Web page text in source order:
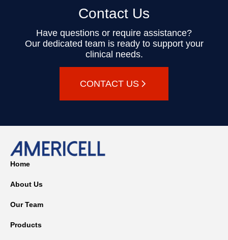
Contact Us
Have questions or require assistance?
Our dedicated team is ready to support your
clinical needs.
CONTACT US
Home
About Us
Our Team
Products